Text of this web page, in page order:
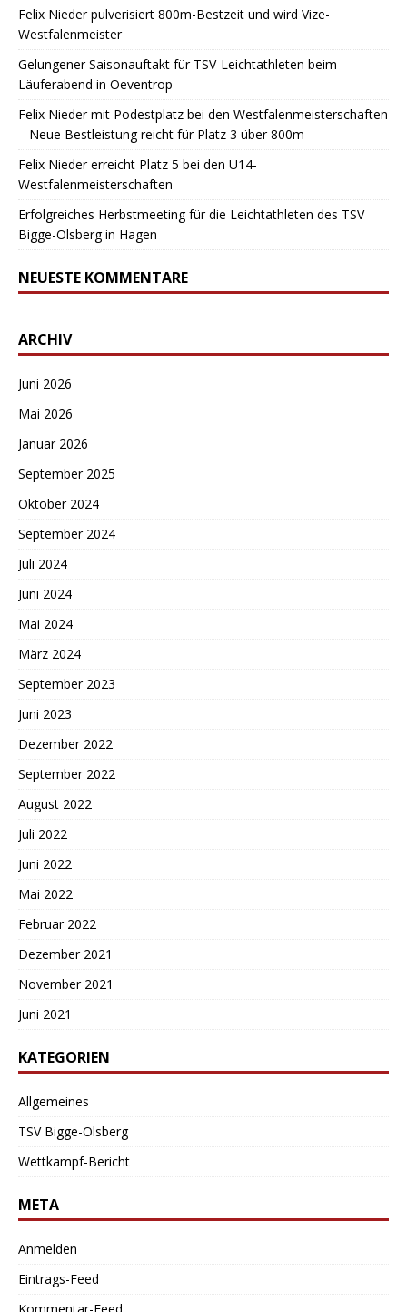
Felix Nieder pulverisiert 800m-Bestzeit und wird Vize-
Westfalenmeister
Gelungener Saisonauftakt für TSV-Leichtathleten beim
Läuferabend in Oeventrop
Felix Nieder mit Podestplatz bei den Westfalenmeisterschaften
– Neue Bestleistung reicht für Platz 3 über 800m
Felix Nieder erreicht Platz 5 bei den U14-
Westfalenmeisterschaften
Erfolgreiches Herbstmeeting für die Leichtathleten des TSV
Bigge-Olsberg in Hagen
NEUESTE KOMMENTARE
ARCHIV
Juni 2026
Mai 2026
Januar 2026
September 2025
Oktober 2024
September 2024
Juli 2024
Juni 2024
Mai 2024
März 2024
September 2023
Juni 2023
Dezember 2022
September 2022
August 2022
Juli 2022
Juni 2022
Mai 2022
Februar 2022
Dezember 2021
November 2021
Juni 2021
KATEGORIEN
Allgemeines
TSV Bigge-Olsberg
Wettkampf-Bericht
META
Anmelden
Eintrags-Feed